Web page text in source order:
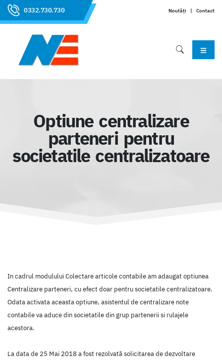
0332.730.730 Noutăți | Contact
Optiune centralizare
parteneri pentru
societatile centralizatoare
In cadrul modulului Colectare articole contabile am adaugat optiunea
Centralizare parteneri, cu efect doar pentru societatile centralizatoare.
Odata activata aceasta optiune, asistentul de centralizare note
contabile va aduce din societatile din grup partenerii si rulajele
acestora.
La data de 25 Mai 2018 a fost rezolvată solicitarea de dezvoltare